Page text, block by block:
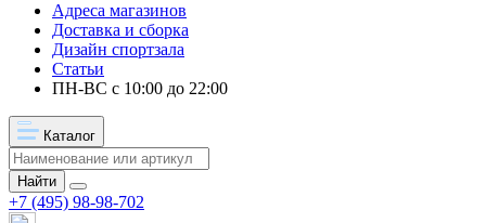
Адреса магазинов
Доставка и сборка
Дизайн спортзала
Статьи
ПН-ВС с 10:00 до 22:00
Каталог
Найти
+7 (495) 98-98-702